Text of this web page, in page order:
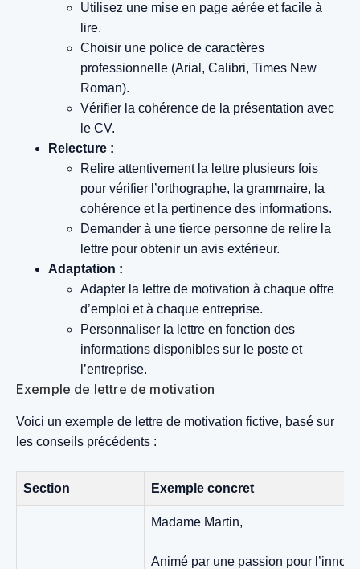
Utilisez une mise en page aérée et facile à
lire.
Choisir une police de caractères
professionnelle (Arial, Calibri, Times New
Roman).
Vérifier la cohérence de la présentation avec
le CV.
Relecture :
Relire attentivement la lettre plusieurs fois
pour vérifier l’orthographe, la grammaire, la
cohérence et la pertinence des informations.
Demander à une tierce personne de relire la
lettre pour obtenir un avis extérieur.
Adaptation :
Adapter la lettre de motivation à chaque offre
d’emploi et à chaque entreprise.
Personnaliser la lettre en fonction des
informations disponibles sur le poste et
l’entreprise.
Exemple de lettre de motivation
Voici un exemple de lettre de motivation fictive, basé sur
les conseils précédents :
Section Exemple concret
Madame Martin,
Animé par une passion pour